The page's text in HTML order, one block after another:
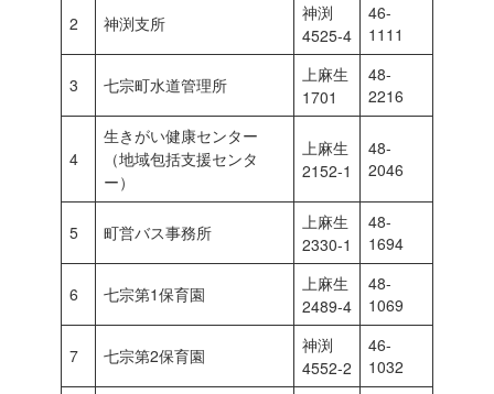
2 神渕支所
神渕
4525-4
46-
1111
3 七宗町水道管理所
上麻生
1701
48-
2216
4
生きがい健康センター
（地域包括支援センタ
ー）
上麻生
2152-1
48-
2046
5 町営バス事務所
上麻生
2330-1
48-
1694
6 七宗第1保育園
上麻生
2489-4
48-
1069
7 七宗第2保育園
神渕
4552-2
46-
1032